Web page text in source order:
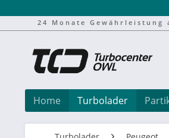
24 Monate
Home Turbolader